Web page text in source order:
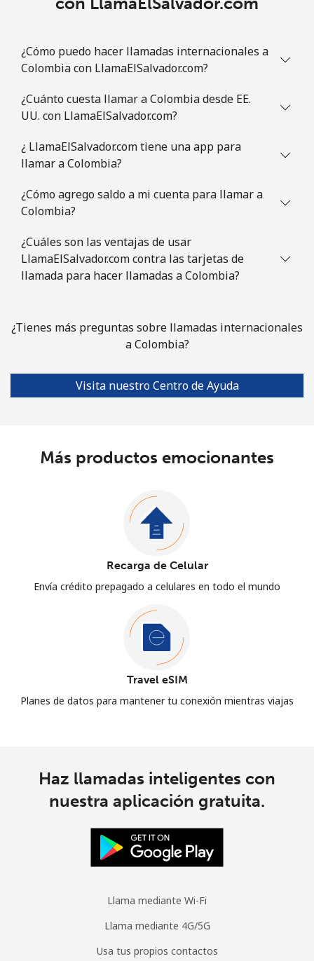
¿Cómo puedo hacer llamadas internacionales a
Colombia con LlamaElSalvador.com?
¿Cuánto cuesta llamar a Colombia desde EE.
UU. con LlamaElSalvador.com?
¿ LlamaElSalvador.com tiene una app para
llamar a Colombia?
¿Cómo agrego saldo a mi cuenta para llamar a
Colombia?
¿Cuáles son las ventajas de usar
LlamaElSalvador.com contra las tarjetas de
llamada para hacer llamadas a Colombia?
¿Tienes más preguntas sobre llamadas internacionales
a Colombia?
Visita nuestro Centro de Ayuda
Más productos emocionantes
Recarga de Celular
Envía crédito prepagado a celulares en todo el mundo
Travel eSIM
Planes de datos para mantener tu conexión mientras viajas
Haz llamadas inteligentes con
nuestra aplicación gratuita.
Llama mediante Wi-Fi
Llama mediante 4G/5G
Usa tus propios contactos